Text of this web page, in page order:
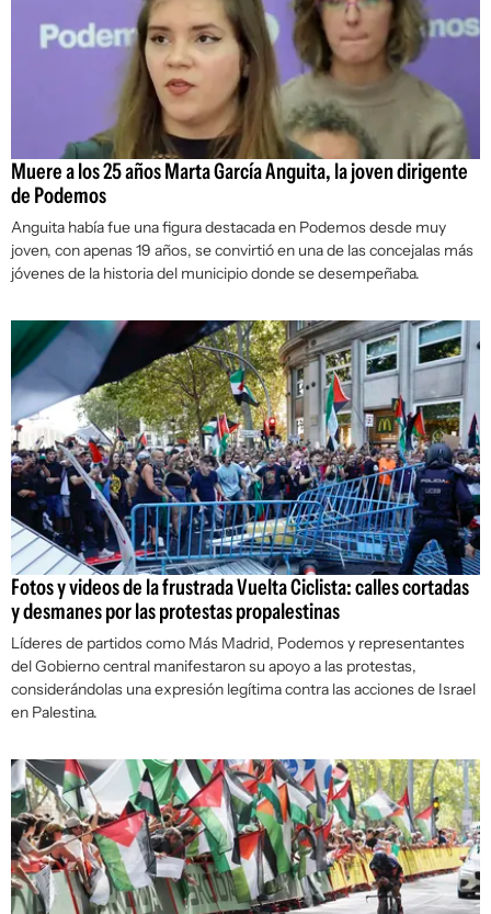
Muere a los 25 años Marta García Anguita, la joven dirigente
de Podemos
Anguita había fue una figura destacada en Podemos desde muy
joven, con apenas 19 años, se convirtió en una de las concejalas más
jóvenes de la historia del municipio donde se desempeñaba.
Fotos y videos de la frustrada Vuelta Ciclista: calles cortadas
y desmanes por las protestas propalestinas
Líderes de partidos como Más Madrid, Podemos y representantes
del Gobierno central manifestaron su apoyo a las protestas,
considerándolas una expresión legítima contra las acciones de Israel
en Palestina.